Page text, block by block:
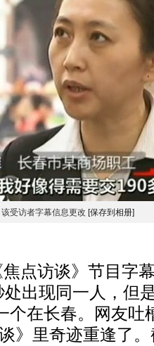
该受访者字幕信息更改 [保存到相册]
访谈》节目字
出现同一人，但
个在长春。网友吐
》里奇迹重逢了